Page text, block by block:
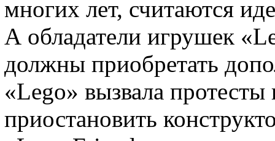
многих лет, считаются
А обладатели игрушек
должны приобретать
«Lego» вызвала
приостановить